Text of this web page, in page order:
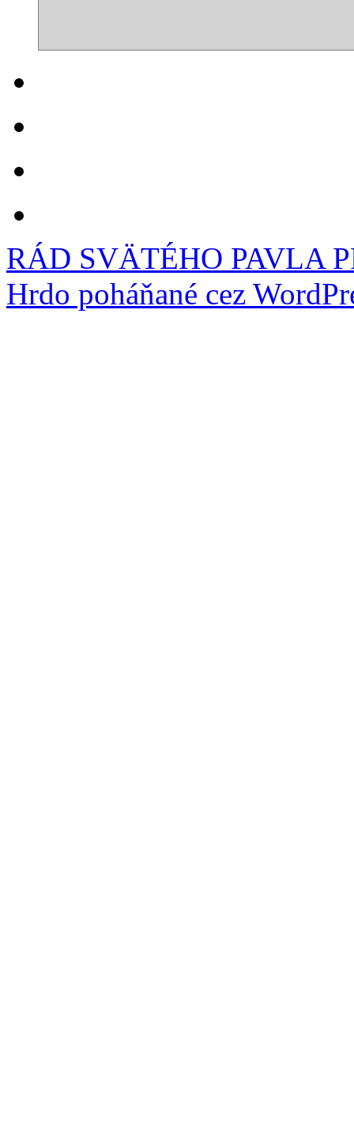
RÁD SVÄTÉHO PAVLA
Hrdo poháňané cez